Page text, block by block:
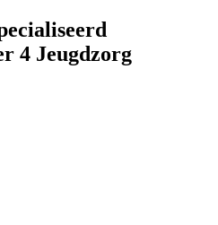
4 Jeugdzorg